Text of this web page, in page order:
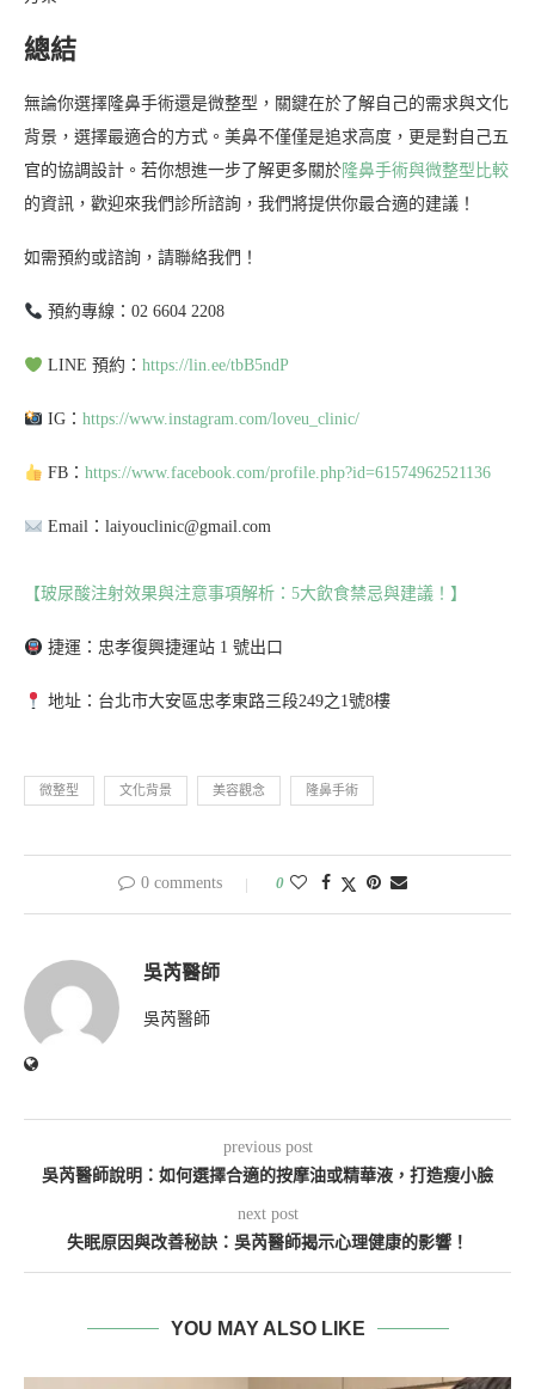
總結
無論你選擇隆鼻手術還是微整型，關鍵在於了解自己的需求與文化
背景，選擇最適合的方式。美鼻不僅僅是追求高度，更是對自己五
官的協調設計。若你想進一步了解更多關於隆鼻手術與微整型比較
的資訊，歡迎來我們診所諮詢，我們將提供你最合適的建議！
如需預約或諮詢，請聯絡我們！
預約專線：02 6604 2208
LINE 預約： https://lin.ee/tbB5ndP
IG： https://www.instagram.com/loveu_clinic/
FB： https://www.facebook.com/profile.php?id=61574962521136
Email：laiyouclinic@gmail.com
【玻尿酸注射效果與注意事項解析：5大飲食禁忌與建議！】
捷運：忠孝復興捷運站 1 號出口
地址：台北市大安區忠孝東路三段249之1號8樓
微整型 文化背景 美容觀念 隆鼻手術
0 comments 0
吳芮醫師
吳芮醫師
previous post
吳芮醫師說明：如何選擇合適的按摩油或精華液，打造瘦小臉
next post
失眠原因與改善秘訣：吳芮醫師揭示心理健康的影響！
YOU MAY ALSO LIKE